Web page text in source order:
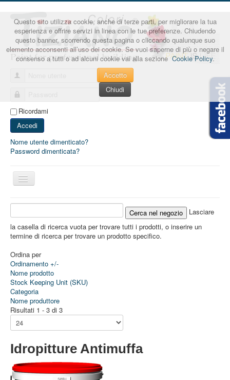
Questo sito utilizza cookie, anche di terze parti, per migliorare la tua
esperienza e offrire servizi in linea con le tue preferenze. Chiudendo
questo banner, scorrendo questa pagina o cliccando qualunque suo
elemento acconsenti all’uso dei cookie. Se vuoi saperne di più o negare il
consenso a tutti o ad alcuni cookie vai alla sezioneCookie Policy.
Accetto
Chiudi
Ricordami
Accedi
Nome utente dimenticato?
Password dimenticata?
Cambia
navigazione
Lasciare
la casella di ricerca vuota per trovare tutti i prodotti, o inserire un
termine di ricerca per trovare un prodotto specifico.
Ordina per
Ordinamento +/-
Nome prodotto
Stock Keeping Unit (SKU)
Categoria
Nome produttore
Risultati 1 - 3 di 3
Idropitture Antimuffa